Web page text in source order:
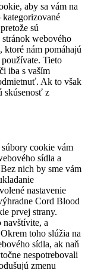
aby sa vám na
sú
webového
ktoré nám pomáhajú
Tieto
iba s vaším
Ak to však
skúsenosť z
cookie vám
sídla a
nich by sme vám
nastavenie
Cord Blood
prvej strany.
navštívite, a
toho slúžia na
sídla, ak naň
nespotrebovali
zmenu